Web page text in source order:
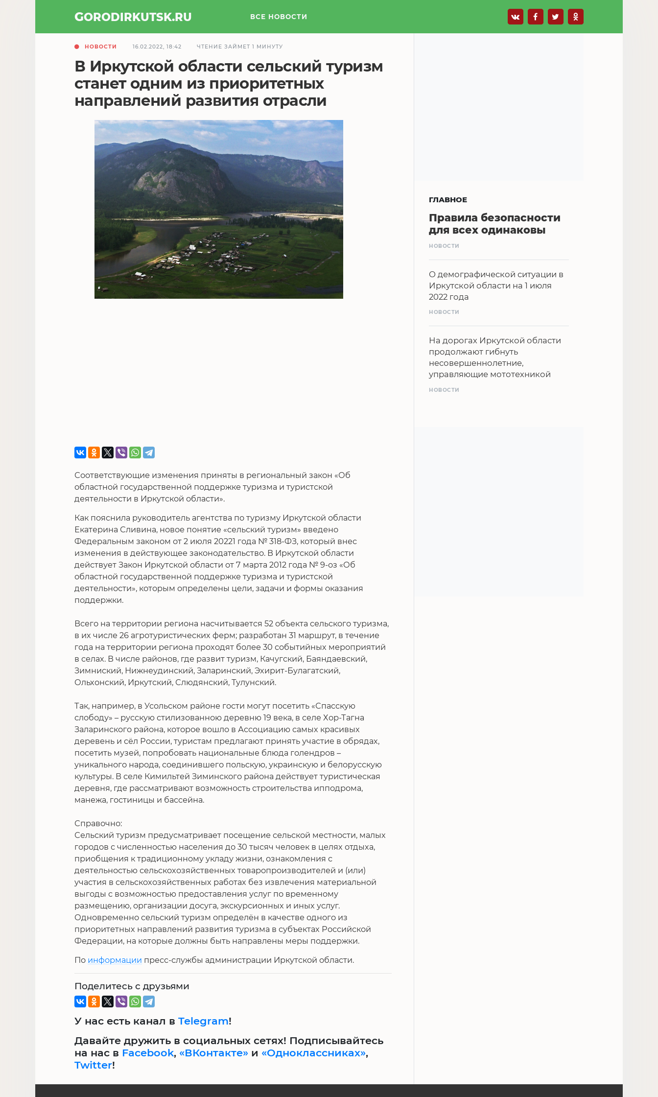
GORODIRKUTSK.RU ВСЕ НОВОСТИ
НОВОСТИ 16.02.2022, 18:42 ЧТЕНИЕ ЗАЙМЕТ 1 МИНУТУ
В Иркутской области сельский туризм
станет одним из приоритетных
направлений развития отрасли
Соответствующие изменения приняты в региональный закон «Об
областной государственной поддержке туризма и туристской
деятельности в Иркутской области».
Как пояснила руководитель агентства по туризму Иркутской области
Екатерина Сливина, новое понятие «сельский туризм» введено
Федеральным законом от 2 июля 20221 года № 318-ФЗ, который внес
изменения в действующее законодательство. В Иркутской области
действует Закон Иркутской области от 7 марта 2012 года № 9-оз «Об
областной государственной поддержке туризма и туристской
деятельности», которым определены цели, задачи и формы оказания
поддержки.
Всего на территории региона насчитывается 52 объекта сельского туризма,
в их числе 26 агротуристических ферм; разработан 31 маршрут, в течение
года на территории региона проходят более 30 событийных мероприятий
в селах. В числе районов, где развит туризм, Качугский, Баяндаевский,
Зимниский, Нижнеудинский, Заларинский, Эхирит-Булагатский,
Ольхонский, Иркутский, Слюдянский, Тулунский.
Так, например, в Усольском районе гости могут посетить «Спасскую
слободу» – русскую стилизованною деревню 19 века, в селе Хор-Тагна
Заларинского района, которое вошло в Ассоциацию самых красивых
деревень и сёл России, туристам предлагают принять участие в обрядах,
посетить музей, попробовать национальные блюда голендров –
уникального народа, соединившего польскую, украинскую и белорусскую
культуры. В селе Кимильтей Зиминского района действует туристическая
деревня, где рассматривают возможность строительства ипподрома,
манежа, гостиницы и бассейна.
Справочно:
Сельский туризм предусматривает посещение сельской местности, малых
городов с численностью населения до 30 тысяч человек в целях отдыха,
приобщения к традиционному укладу жизни, ознакомления с
деятельностью сельскохозяйственных товаропроизводителей и (или)
участия в сельскохозяйственных работах без извлечения материальной
выгоды с возможностью предоставления услуг по временному
размещению, организации досуга, экскурсионных и иных услуг.
Одновременно сельский туризм определён в качестве одного из
приоритетных направлений развития туризма в субъектах Российской
Федерации, на которые должны быть направлены меры поддержки.
По информации пресс-службы администрации Иркутской области.
Поделитесь с друзьями
У нас есть канал в Telegram!
Давайте дружить в социальных сетях! Подписывайтесь
на нас в Facebook, «ВКонтакте» и «Одноклассниках»,
Twitter!
ГЛАВНОЕ
Правила безопасности
для всех одинаковы
НОВОСТИ
О демографической ситуации в
Иркутской области на 1 июля
2022 года
НОВОСТИ
На дорогах Иркутской области
продолжают гибнуть
несовершеннолетние,
управляющие мототехникой
НОВОСТИ